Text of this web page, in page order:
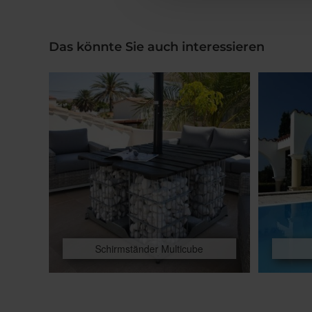
Das könnte Sie auch interessieren
Schirmständer Multicube